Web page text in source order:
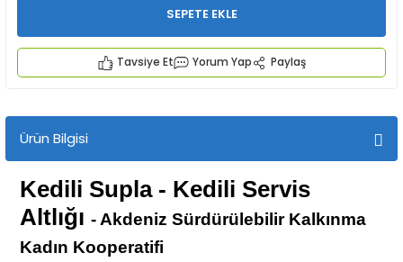
ÜRETİM Ürünleri
SEPETE EKLE
Tavsiye Et Yorum Yap Paylaş
Ürün Bilgisi
Kedili Supla - Kedili Servis
Altlığı - Akdeniz Sürdürülebilir Kalkınma
Kadın Kooperatifi